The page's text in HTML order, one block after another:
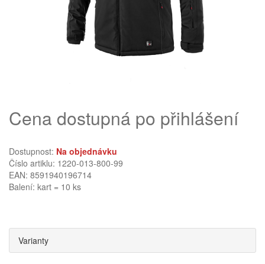
Cena dostupná po přihlášení
Dostupnost: Na objednávku
Číslo artiklu: 1220-013-800-99
EAN: 8591940196714
Balení: kart = 10 ks
Varianty